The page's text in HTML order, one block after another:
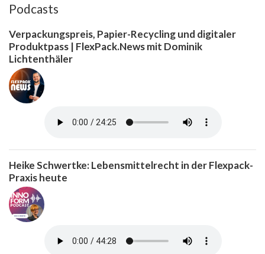
Podcasts
Verpackungspreis, Papier-Recycling und digitaler
Produktpass | FlexPack.News mit Dominik
Lichtenthäler
Heike Schwertke: Lebensmittelrecht in der Flexpack-
Praxis heute